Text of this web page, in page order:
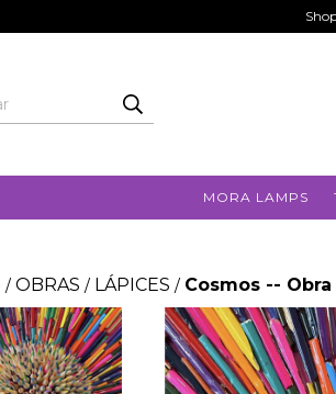
MORA LAMPS
/ OBRAS / LÁPICES / Cosmos --